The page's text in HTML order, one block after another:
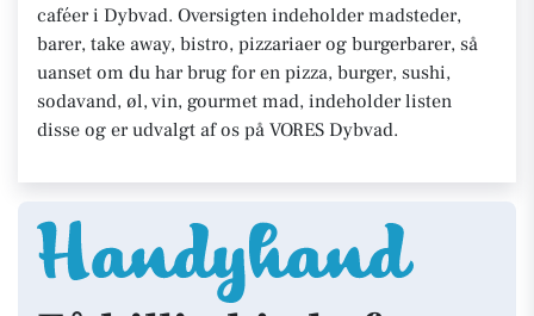
caféer i Dybvad. Oversigten indeholder madsteder,
barer, take away, bistro, pizzariaer og burgerbarer, så
uanset om du har brug for en pizza, burger, sushi,
sodavand, øl, vin, gourmet mad, indeholder listen
disse og er udvalgt af os på VORES Dybvad.